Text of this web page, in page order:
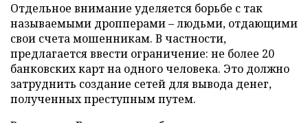
Отдельное внимание уделяется борьбе с так
называемыми дропперами – людьми, отдающими
свои счета мошенникам. В частности,
предлагается ввести ограничение: не более 20
банковских карт на одного человека. Это должно
затруднить создание сетей для вывода денег,
полученных преступным путем.